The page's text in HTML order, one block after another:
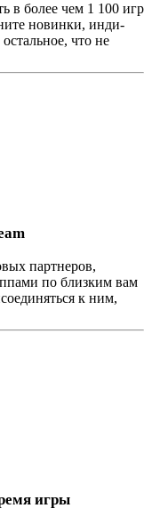
в более чем 1 100 игр
новинки, инди-
что не
партнеров,
по близким вам
к ним,
игры